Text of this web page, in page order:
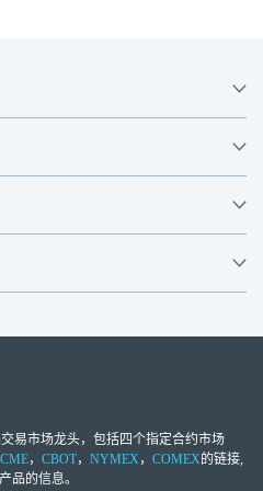
易市场龙头，包括四个指定合约市场
CME， CBOT， NYMEX ， COMEX的链接,
品的信息。